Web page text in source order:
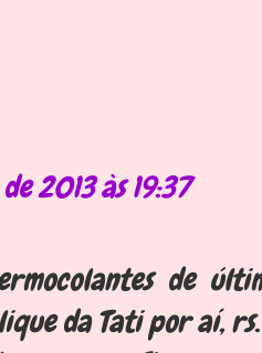
2013 às 19:37
de
da Tati por aí, rs.